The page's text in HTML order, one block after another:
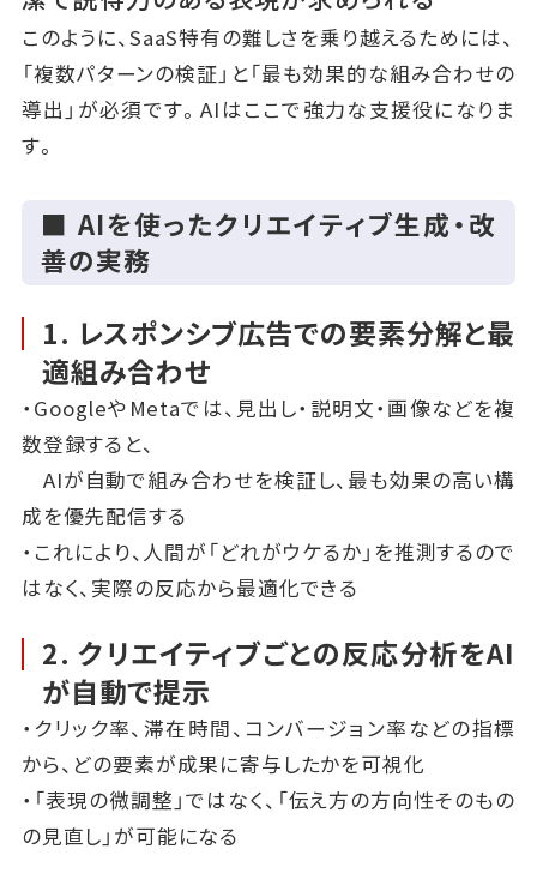
このように、SaaS特有の難しさを乗り越えるためには、
「複数パターンの検証」と「最も効果的な組み合わせの
導出」が必須です。AIはここで強力な支援役になりま
す。
■ AIを使ったクリエイティブ生成・改
善の実務
1. レスポンシブ広告での要素分解と最
適組み合わせ
・GoogleやMetaでは、見出し・説明文・画像などを複
数登録すると、
AIが自動で組み合わせを検証し、最も効果の高い構
成を優先配信する
・これにより、人間が「どれがウケるか」を推測するので
はなく、実際の反応から最適化できる
2. クリエイティブごとの反応分析をAI
が自動で提示
・クリック率、滞在時間、コンバージョン率などの指標
から、どの要素が成果に寄与したかを可視化
・「表現の微調整」ではなく、「伝え方の方向性そのもの
の見直し」が可能になる